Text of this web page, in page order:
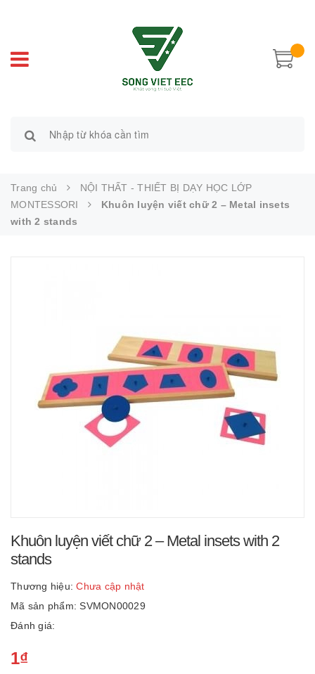
Trang chủ
NỘI THẤT - THIẾT BỊ DẠY HỌC LỚP
MONTESSORI
Khuôn luyện viết chữ 2 – Metal insets
with 2 stands
Khuôn luyện viết chữ 2 – Metal insets with 2
stands
Thương hiệu: Chưa cập nhật
Mã sản phẩm: SVMON00029
Đánh giá:
1₫